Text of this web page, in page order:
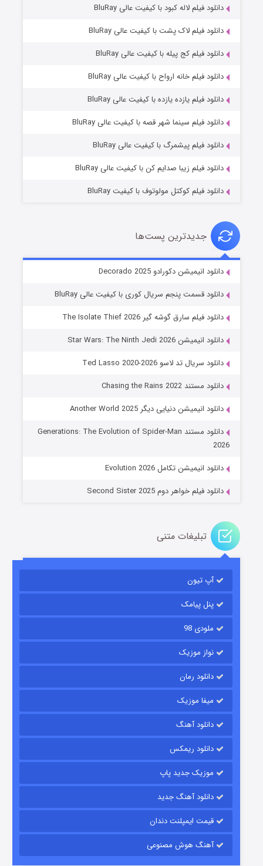
خاندان اژدها فصل ۳
جادوگری در مغولستان
قسمت۱۴ (زیرنویس) منتشر شد
باب اسفنجی فصل ۱۷
قسمت۶ (زیرنویس) منتشر شد
قسمت۱۵ (دوبله) منتشر شد
دانلود فیلم لاله کبود با کیفیت عالی BluRay
دانلود فیلم لاک پشت با کیفیت عالی BluRay
دانلود فیلم کج‌ پیله با کیفیت عالی BluRay
دانلود فیلم خانه ارواح با کیفیت عالی BluRay
دانلود فیلم یازده یازده با کیفیت عالی BluRay
دانلود فیلم سینما شهر قصه با کیفیت عالی BluRay
دانلود فیلم پیشمرگ با کیفیت عالی BluRay
دانلود فیلم زیبا صدایم کن با کیفیت عالی BluRay
دانلود فیلم کوکتل مولوتوف با کیفیت BluRay
جدیدترین پست‌ها
دانلود انیمیشن دکورادو Decorado 2025
دانلود قسمت پنجم سریال کوری با کیفیت عالی BluRay
دانلود فیلم سارق گوشه گیر The Isolate Thief 2026
دانلود انیمیشن Star Wars: The Ninth Jedi 2026
دانلود سریال تد لاسو Ted Lasso 2020-2026
دانلود مستند Chasing the Rains 2022
دانلود انیمیشن دنیایی دیگر Another World 2025
دانلود مستند Generations: The Evolution of Spider-Man
2026
دانلود انیمیشن تکامل Evolution 2026
دانلود فیلم خواهر دوم Second Sister 2025
تبلیغات متنی
آپ تیون
پنل پیامک
ملودی 98
نواز موزیک
دانلود رمان
میفا موزیک
دانلود آهنگ
دانلود ریمکس
موزیک جدید پاپ
دانلود آهنگ جدید
قیمت ایمپلنت دندان
آهنگ هوش مصنوعی